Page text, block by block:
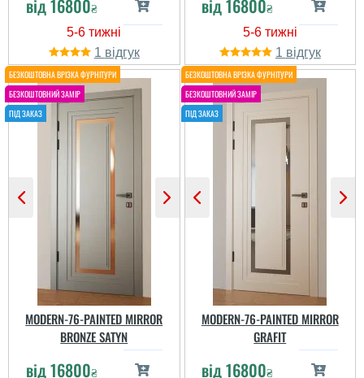
Остались вполне
довольны качеством, а
особенно-монтажем.
Ребята действительно
профессионалы.
Ігор
Непогані двері за
солідну суму
від16800₴
1
від16800₴
1
MODERN-76-PAINTED MIRROR
BRONZE SATYN
від16800₴
MODERN-76-PAINTED MIRROR
GRAFIT
від16800₴